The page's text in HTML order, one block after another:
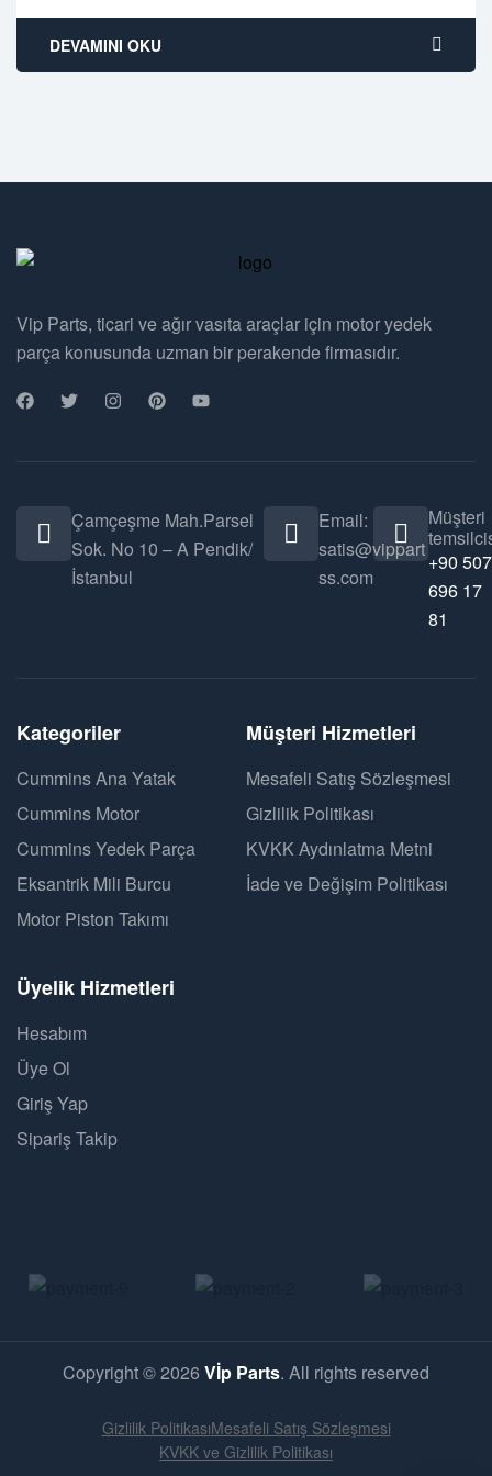
DEVAMINI OKU
Vip Parts, ticari ve ağır vasıta araçlar için motor yedek
parça konusunda uzman bir perakende firmasıdır.
Çamçeşme Mah.Parsel
Sok. No 10 – A Pendik/
İstanbul
Email:
satis@vippart
ss.com
Müşteri
+90 507
696 17
81
Kategoriler
Cummins Ana Yatak
Cummins Motor
Cummins Yedek Parça
Eksantrik Mili Burcu
Motor Piston Takımı
Müşteri Hizmetleri
Mesafeli Satış Sözleşmesi
Gizlilik Politikası
KVKK Aydınlatma Metni
İade ve Değişim Politikası
Üyelik Hizmetleri
Hesabım
Üye Ol
Giriş Yap
Sipariş Takip
Copyright © 2026 Vİp Parts. All rights reserved
Gizlilik PolitikasıMesafeli Satış Sözleşmesi
KVKK ve Gizlilik Politikası